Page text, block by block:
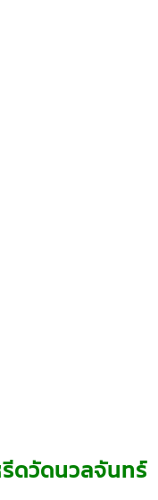
ดวัดนวลจันทร์